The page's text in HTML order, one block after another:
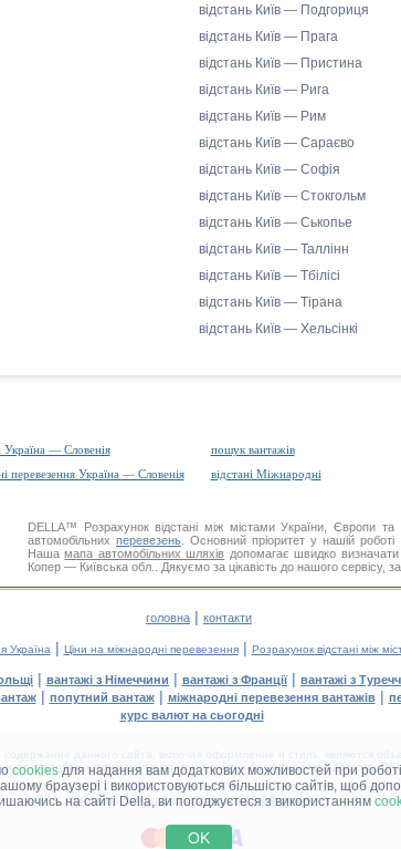
cookiesдля надання вам додаткових можливостей при
браузері і використовуються більшістю сайтів, щоб
на сайті Della, ви погоджуєтеся з використанням
OK
відстань Київ — Подгориця
відстань Київ — Прага
відстань Київ — Пристина
відстань Київ — Рига
відстань Київ — Рим
відстань Київ — Сараєво
відстань Київ — Софія
відстань Київ — Стокгольм
відстань Київ — Ськопье
відстань Київ — Таллінн
відстань Київ — Тбілісі
відстань Київ — Тірана
відстань Київ — Хельсінкі
Україна — Словенія
пошук вантажів
перевезення Україна — Словенія відстані Міжнародні
DELLA™ Розрахунок відстані між містами України, Європи та
автомобільнихперевезень . Основний пріоритет у нашій роботі
Нашамапа автомобільних шляхів допомагає швидко визначати
Копер — Київська обл.. Дякуємо за цікавість до нашого сервісу,
головна | контакти
Україна | Ціни на міжнародні перевезення| Розрахунок відстані між
| вантажі з Німеччини | вантажі з Франції| вантажі з
| попутний вантаж| міжнародні перевезення вантажів|
курс валют на сьогодні
данного сайта, включая оформление и стиль, являются
засобах інформації та інтернет-сайтах без офіційного дозволу
ДЕЛЛА® — ВАШІВАНТАЖНІ ПЕРЕВЕЗЕННЯ™!